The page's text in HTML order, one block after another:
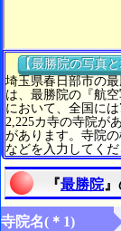
【最勝院の写真
埼玉県春日部市の
は、最勝院の『航
において、全国に
2,225カ寺の寺院が
があります。寺院
などを入力してくだ
『最勝院』
寺院名(＊1)